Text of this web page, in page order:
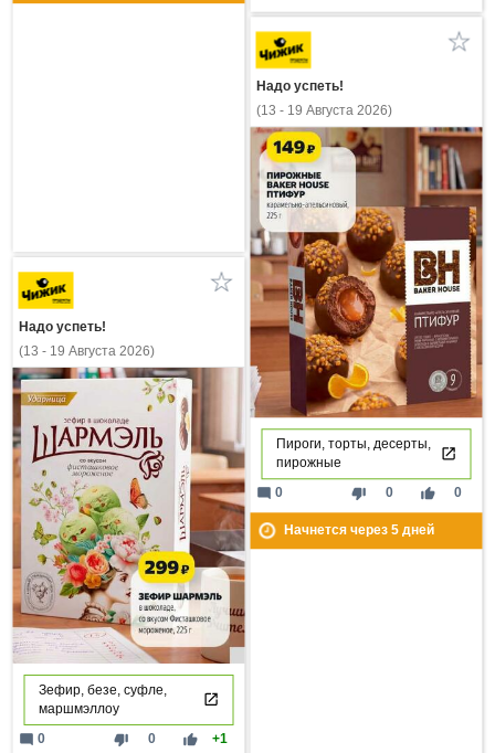
Надо успеть!
(13 - 19 Августа 2026)
Пироги, торты, десерты,
пирожные
thumb_down 0 thumb_up 0
mode_comment 0
Начнется через 5дней
Надо успеть!
(13 - 19 Августа 2026)
Зефир, безе, суфле,
маршмэллоу
thumb_down 0 thumb_up +1
mode_comment 0